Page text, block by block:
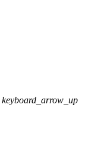
keyboard_arrow_up